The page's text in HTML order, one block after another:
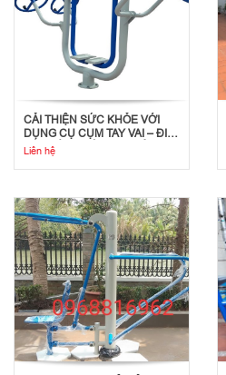
CẢI THIỆN SỨC KHỎE VỚI
DỤNG CỤ CỤM TAY VAI – ĐI
BỘ TRÊN KHÔNG NGOÀI
Liên hệ